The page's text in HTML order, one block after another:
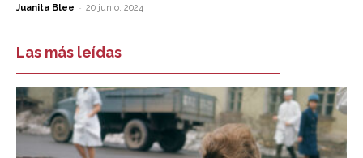
Juanita Blee - 20 junio, 2024
Las más leídas